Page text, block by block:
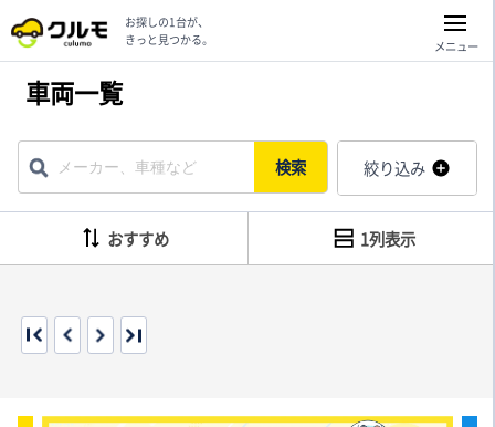
お探しの1台が、
きっと見つかる。
メニュー
車両一覧
検索 絞り込み
おすすめ 1列表示